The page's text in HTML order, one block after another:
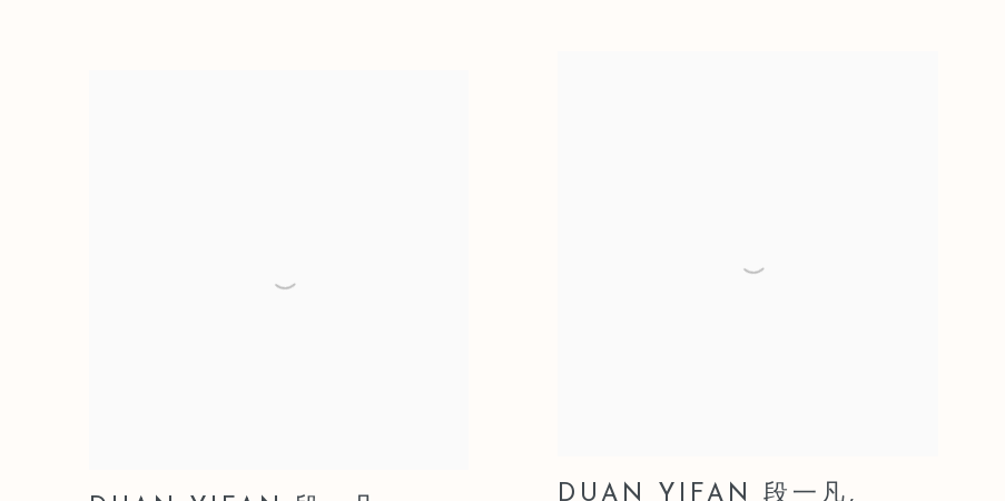
DUAN YIFAN 段一凡 ,